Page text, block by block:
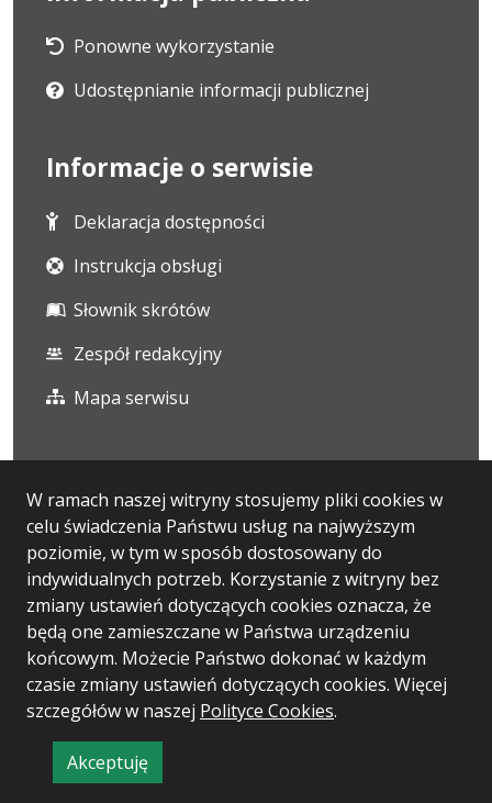
W ramach naszej witryny stosujemy pliki cookies w
celu świadczenia Państwu usług na najwyższym
poziomie, w tym w sposób dostosowany do
indywidualnych potrzeb. Korzystanie z witryny bez
zmiany ustawień dotyczących cookies oznacza, że
będą one zamieszczane w Państwa urządzeniu
końcowym. Możecie Państwo dokonać w każdym
czasie zmiany ustawień dotyczących cookies. Więcej
szczegółów w naszej Polityce Cookies.
Akceptuję
informację
Ponowne wykorzystanie
Udostępnianie informacji publicznej
Informacje o serwisie
Deklaracja dostępności
Instrukcja obsługi
Słownik skrótów
Zespół redakcyjny
Mapa serwisu
Statystyki oglądalności
Ostatnio dodane
Polityka prywatności
Wersja systemu: 5.7.0
Ostatnia aktualizacja BIP: 06.08.2026 13:13
CMS: Logonet Sp. z o.o. w Bydgoszczy